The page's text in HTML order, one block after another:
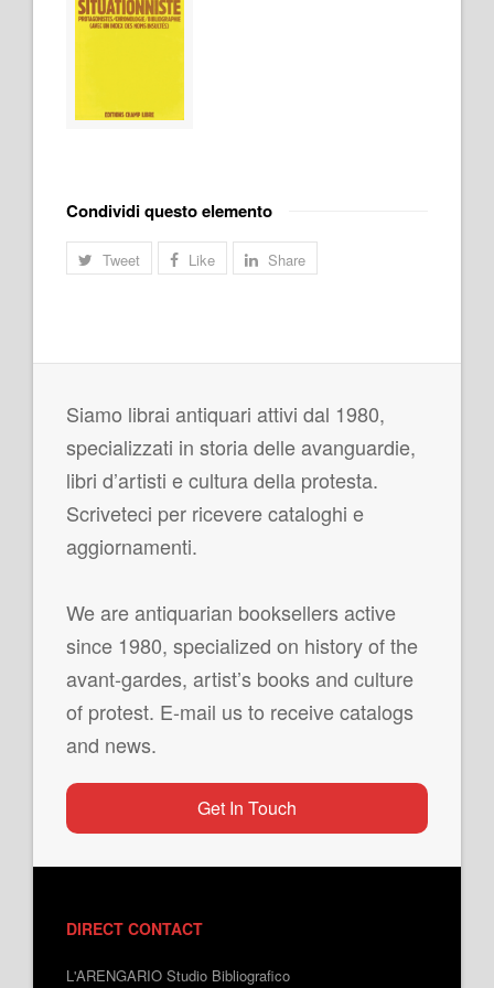
Condividi questo elemento
Tweet Like Share
Siamo librai antiquari attivi dal 1980,
specializzati in storia delle avanguardie,
libri d’artisti e cultura della protesta.
Scriveteci per ricevere cataloghi e
aggiornamenti.
We are antiquarian booksellers active
since 1980, specialized on history of the
avant-gardes, artist’s books and culture
of protest. E-mail us to receive catalogs
and news.
Get In Touch
DIRECT CONTACT
L'ARENGARIO Studio Bibliografico